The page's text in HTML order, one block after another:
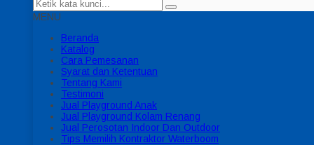
MENU
Beranda
Katalog
Cara Pemesanan
Syarat dan Ketentuan
Tentang Kami
Testimoni
Jual Playground Anak
Jual Playground Kolam Renang
Jual Perosotan Indoor Dan Outdoor
Tips Memilih Kontraktor Waterboom